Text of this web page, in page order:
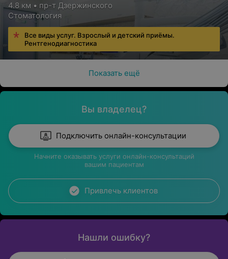
4.8 км • пр-т Дзержинского
Стоматология
Все виды услуг. Взрослый и детский приёмы.
Рентгенодиагностика
Показать ещё
Вы владелец?
Подключить онлайн-консультации
Начните оказывать услуги онлайн-консультаций
вашим пациентам
Привлечь клиентов
Нашли ошибку?